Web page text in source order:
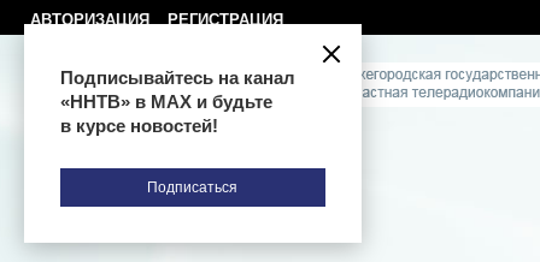
АВТОРИЗАЦИЯ РЕГИСТРАЦИЯ
Подписывайтесь на канал
«ННТВ» в МАХ и будьте
в курсе новостей!
Подписаться